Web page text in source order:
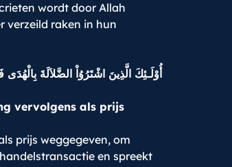
wordt door Allah
verzeild raken in hun
أُوْلَـئِكَ الَّذِينَ اشْتَرُوُاْ الضَّلاَلَةَ
vervolgens als prijs
prijs weggegeven, om
en spreekt